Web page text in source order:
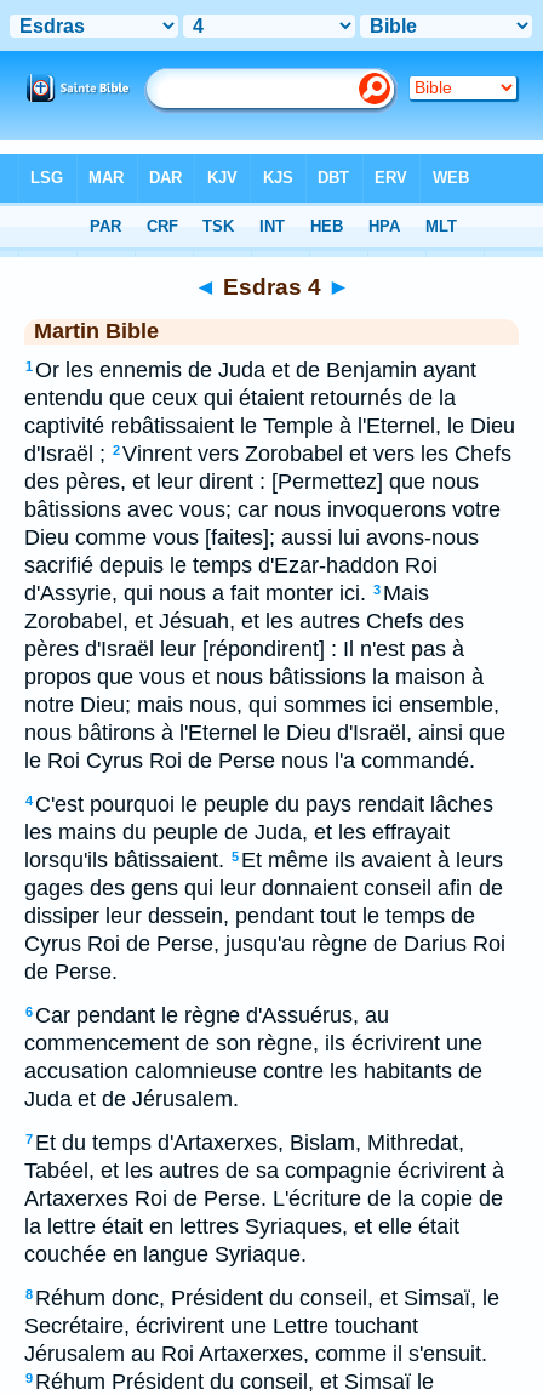
> Esdras 4
◄ Esdras 4 ►
Martin Bible
1Or les ennemis de Juda et de Benjamin ayant
entendu que ceux qui étaient retournés de la
captivité rebâtissaient le Temple à l'Eternel, le Dieu
d'Israël ; 2Vinrent vers Zorobabel et vers les Chefs
des pères, et leur dirent : [Permettez] que nous
bâtissions avec vous; car nous invoquerons votre
Dieu comme vous [faites]; aussi lui avons-nous
sacrifié depuis le temps d'Ezar-haddon Roi
d'Assyrie, qui nous a fait monter ici. 3 Mais
Zorobabel, et Jésuah, et les autres Chefs des
pères d'Israël leur [répondirent] : Il n'est pas à
propos que vous et nous bâtissions la maison à
notre Dieu; mais nous, qui sommes ici ensemble,
nous bâtirons à l'Eternel le Dieu d'Israël, ainsi que
le Roi Cyrus Roi de Perse nous l'a commandé.
4 C'est pourquoi le peuple du pays rendait lâches
les mains du peuple de Juda, et les effrayait
lorsqu'ils bâtissaient. 5 Et même ils avaient à leurs
gages des gens qui leur donnaient conseil afin de
dissiper leur dessein, pendant tout le temps de
Cyrus Roi de Perse, jusqu'au règne de Darius Roi
de Perse.
6 Car pendant le règne d'Assuérus, au
commencement de son règne, ils écrivirent une
accusation calomnieuse contre les habitants de
Juda et de Jérusalem.
7 Et du temps d'Artaxerxes, Bislam, Mithredat,
Tabéel, et les autres de sa compagnie écrivirent à
Artaxerxes Roi de Perse. L'écriture de la copie de
la lettre était en lettres Syriaques, et elle était
couchée en langue Syriaque.
8 Réhum donc, Président du conseil, et Simsaï, le
Secrétaire, écrivirent une Lettre touchant
Jérusalem au Roi Artaxerxes, comme il s'ensuit.
9 Réhum Président du conseil, et Simsaï le